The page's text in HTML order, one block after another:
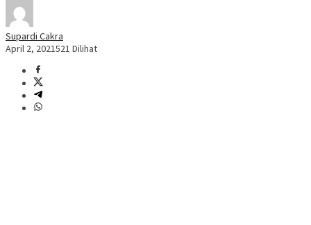
Supardi Cakra
April 2, 2021521 Dilihat